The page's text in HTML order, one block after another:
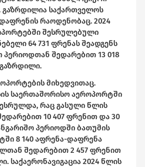
გაზრდილია საქართველოს
რაოდენობაც. 2024
შესრულებული
64 731 ფრენას შეადგენს
პერიოდთან შედარებით 13 018
მიხედვითაც.
საერთაშორისო აეროპორტში
რაც გასული წლის
10 407 ფრენით და 30
პერიოდში ბათუმის
8 140 აფრენა-დაფრენა
შედარებით 2 457 ფრენით
საქაერონავიგაცია 2024 წლის